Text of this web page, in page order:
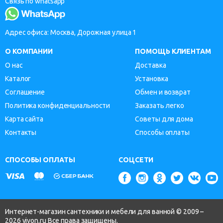
Адрес офиса: Москва, Дорожная улица 1
О КОМПАНИИ
О нас
Каталог
Соглашение
Политика конфиденциальности
Карта сайта
Контакты
ПОМОЩЬ КЛИЕНТАМ
Доставка
Установка
Обмен и возврат
Заказать легко
Советы для дома
Способы оплаты
СПОСОБЫ ОПЛАТЫ СОЦСЕТИ
Интернет-магазин сантехники и мебели для ванной © 2009 –
2026 vivon.ru Все права защищены.